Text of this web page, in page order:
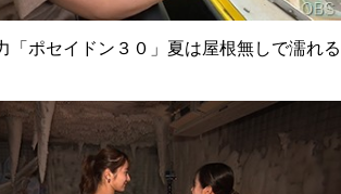
「ポセイドン３０」夏は屋根無しで濡れる